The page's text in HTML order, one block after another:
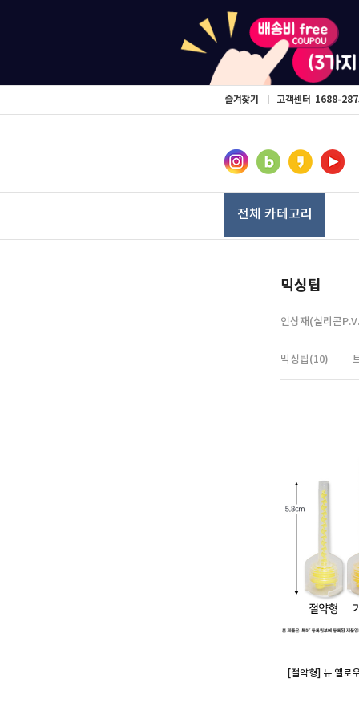
즐겨찾기 고객센터 1688-
전체 카테고리
믹싱팁
인상재(실리콘
믹싱팁(10)
[절약형] 뉴 옐로